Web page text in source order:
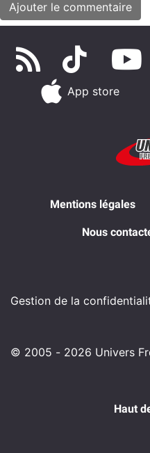
App store
Mentions légales
Nous
Gestion de la
© 2005 - 2026 Univers
Haut